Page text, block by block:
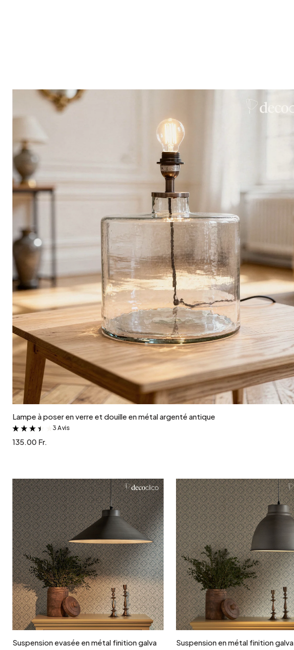
Naturel
Ajouter au panier
Lampe à poser en verre et douille en métal argenté antique
&
3 Avis
135.00 Fr.
Ajouter au panier
Suspension evasée en métal finition galva
Ajouter au panier
Suspension en métal finition galva